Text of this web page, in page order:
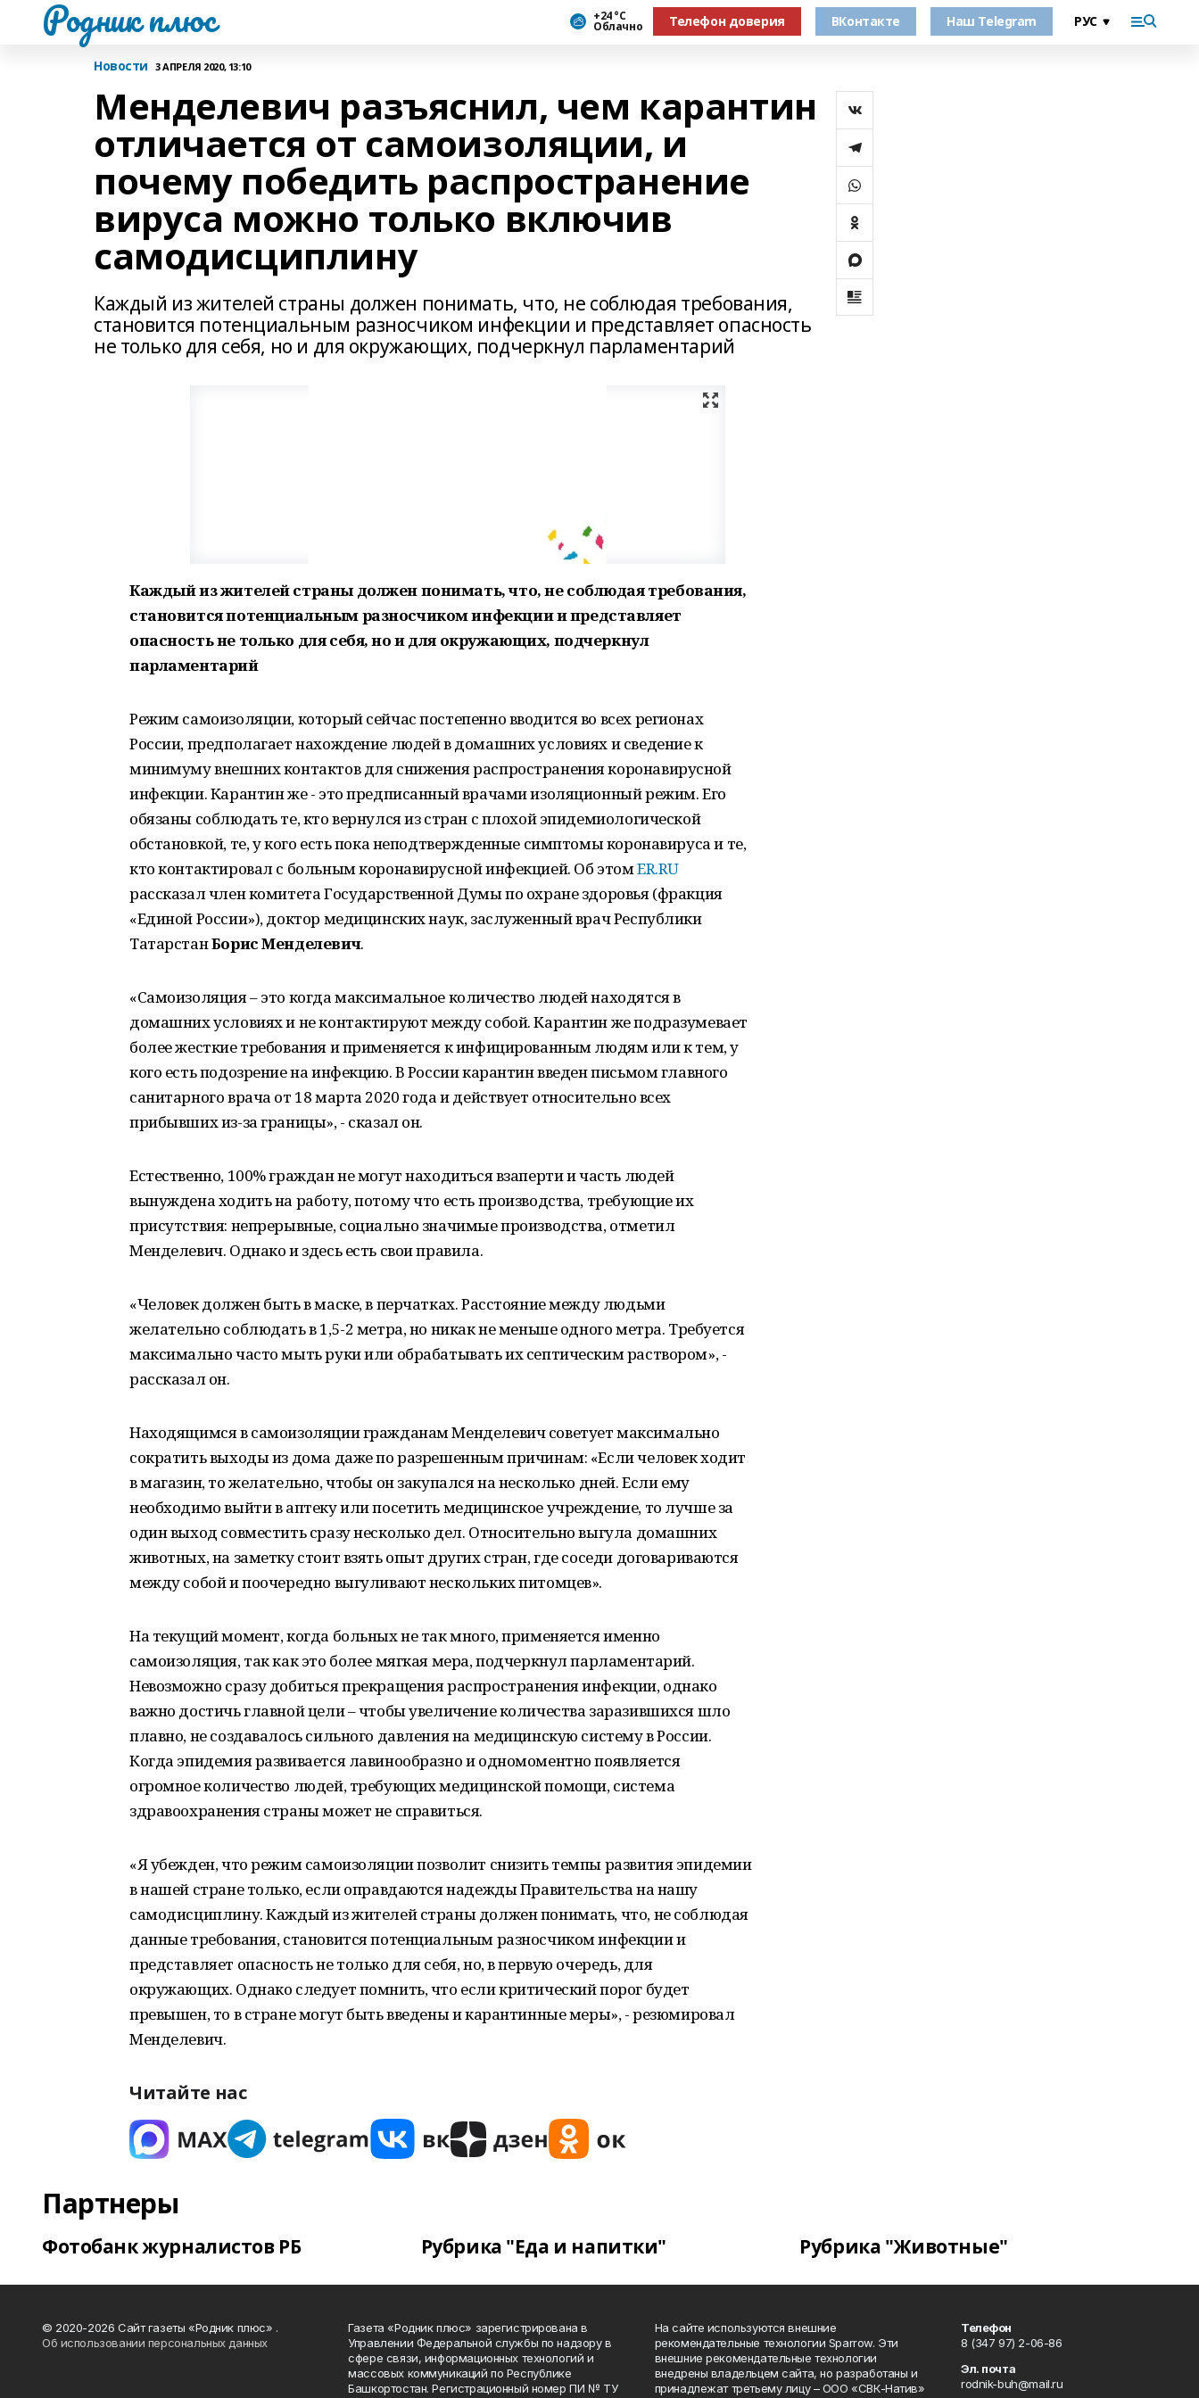
Родник плюс +24 °С
Облачно Телефон доверия ВКонтакте Наш Telegram
Новости 3 АПРЕЛЯ 2020, 13:10
Менделевич разъяснил, чем карантин
отличается от самоизоляции, и
почему победить распространение
вируса можно только включив
самодисциплину
Каждый из жителей страны должен понимать, что, не соблюдая требования,
становится потенциальным разносчиком инфекции и представляет опасность
не только для себя, но и для окружающих, подчеркнул парламентарий
Каждый из жителей страны должен понимать, что, не соблюдая требования,
становится потенциальным разносчиком инфекции и представляет
опасность не только для себя, но и для окружающих, подчеркнул
парламентарий
Режим самоизоляции, который сейчас постепенно вводится во всех регионах
России, предполагает нахождение людей в домашних условиях и сведение к
минимуму внешних контактов для снижения распространения коронавирусной
инфекции. Карантин же - это предписанный врачами изоляционный режим. Его
обязаны соблюдать те, кто вернулся из стран с плохой эпидемиологической
обстановкой, те, у кого есть пока неподтвержденные симптомы коронавируса и те,
кто контактировал с больным коронавирусной инфекцией. Об этомER.RU
рассказал член комитета Государственной Думы по охране здоровья (фракция
«Единой России»), доктор медицинских наук, заслуженный врач Республики
ТатарстанБорис Менделевич.
«Самоизоляция – это когда максимальное количество людей находятся в
домашних условиях и не контактируют между собой. Карантин же подразумевает
более жесткие требования и применяется к инфицированным людям или к тем, у
кого есть подозрение на инфекцию. В России карантин введен письмом главного
санитарного врача от 18 марта 2020 года и действует относительно всех
прибывших из-за границы», - сказал он.
Естественно, 100% граждан не могут находиться взаперти и часть людей
вынуждена ходить на работу, потому что есть производства, требующие их
присутствия: непрерывные, социально значимые производства, отметил
Менделевич. Однако и здесь есть свои правила.
«Человек должен быть в маске, в перчатках. Расстояние между людьми
желательно соблюдать в 1,5-2 метра, но никак не меньше одного метра. Требуется
максимально часто мыть руки или обрабатывать их септическим раствором», -
рассказал он.
Находящимся в самоизоляции гражданам Менделевич советует максимально
сократить выходы из дома даже по разрешенным причинам: «Если человек ходит
в магазин, то желательно, чтобы он закупался на несколько дней. Если ему
необходимо выйти в аптеку или посетить медицинское учреждение, то лучше за
один выход совместить сразу несколько дел. Относительно выгула домашних
животных, на заметку стоит взять опыт других стран, где соседи договариваются
между собой и поочередно выгуливают нескольких питомцев».
На текущий момент, когда больных не так много, применяется именно
самоизоляция, так как это более мягкая мера, подчеркнул парламентарий.
Невозможно сразу добиться прекращения распространения инфекции, однако
важно достичь главной цели – чтобы увеличение количества заразившихся шло
плавно, не создавалось сильного давления на медицинскую систему в России.
Когда эпидемия развивается лавинообразно и одномоментно появляется
огромное количество людей, требующих медицинской помощи, система
здравоохранения страны может не справиться.
«Я убежден, что режим самоизоляции позволит снизить темпы развития эпидемии
в нашей стране только, если оправдаются надежды Правительства на нашу
самодисциплину. Каждый из жителей страны должен понимать, что, не соблюдая
данные требования, становится потенциальным разносчиком инфекции и
представляет опасность не только для себя, но, в первую очередь, для
окружающих. Однако следует помнить, что если критический порог будет
превышен, то в стране могут быть введены и карантинные меры», - резюмировал
Менделевич.
Читайте нас
Партнеры
Фотобанк журналистов РБ Рубрика "Еда и напитки" Рубрика "Животные"
© 2020-2026 Сайт газеты «Родник плюс» .
Об использовании персональных данных
Газета «Родник плюс» зарегистрирована в
Управлении Федеральной службы по надзору в
сфере связи, информационных технологий и
массовых коммуникаций по Республике
Башкортостан. Регистрационный номер ПИ № ТУ
На сайте используются внешние
рекомендательные технологии Sparrow. Эти
внешние рекомендательные технологии
внедрены владельцем сайта, но разработаны и
принадлежат третьему лицу – ООО «СВК-Натив»
Телефон
8 (347 97) 2-06-86
Эл. почта
rodnik-buh@mail.ru